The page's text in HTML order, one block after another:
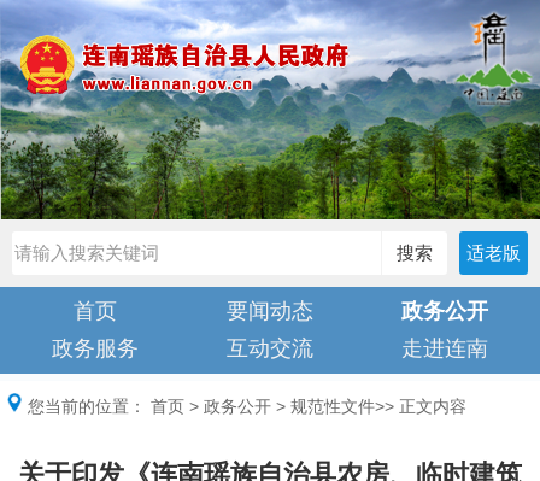
搜索 适老版
首页 要闻动态
政务公开
政务服务
互动交流 走进连南
您当前的位置： 首页 > 政务公开 > 规范性文件>> 正文内容
关于印发《连南瑶族自治县农房、临时建筑